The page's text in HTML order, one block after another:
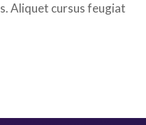
Aliquet cursus feugiat